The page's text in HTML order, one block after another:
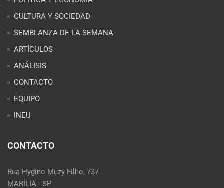
CONTACTO
EQUIPO
INEU
CONTACTO
MARÍLIA - SP
contato@latinoobservatory.org
Idioma
REDES SOCIALES